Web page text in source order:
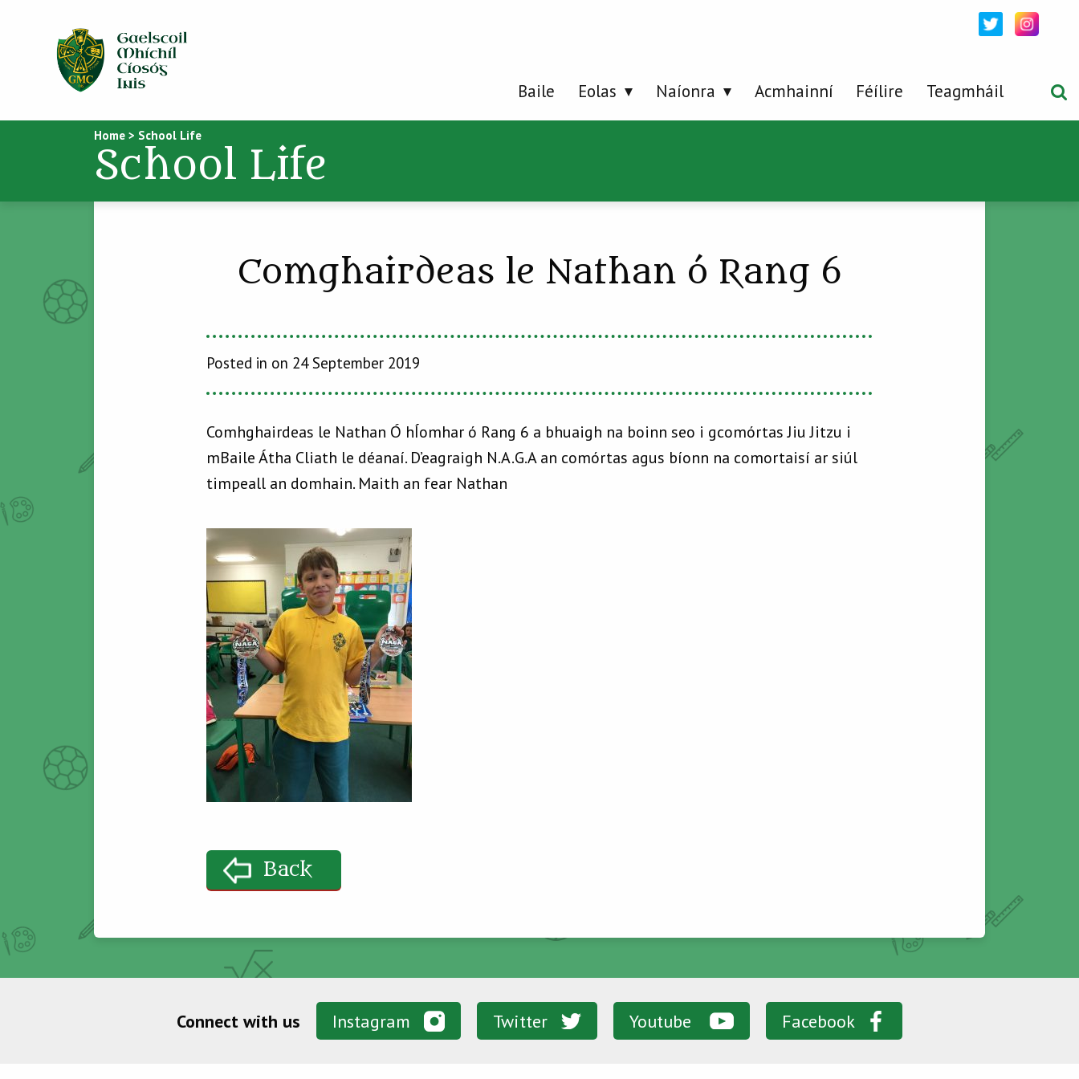
Baile Eolas Naíonra Acmhainní Féílire Teagmháil
Home > School Life
School Life
Comghairdeas le Nathan ó Rang 6
Posted in on 24 September 2019
Comhghairdeas le Nathan Ó hÍomhar ó Rang 6 a bhuaigh na boinn seo i gcomórtas Jiu Jitzu i
mBaile Átha Cliath le déanaí. D’eagraigh N.A.G.A an comórtas agus bíonn na comortaisí ar siúl
timpeall an domhain. Maith an fear Nathan
Back
Connect with us Instagram Twitter Youtube Facebook